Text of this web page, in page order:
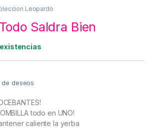
Leopardo
Saldra Bien
deseos
todo en UNO!
caliente la yerba